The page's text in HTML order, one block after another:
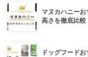
マヌカハニー
高さを徹底比較
ドッグフード